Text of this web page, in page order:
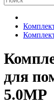
для
5.0MP